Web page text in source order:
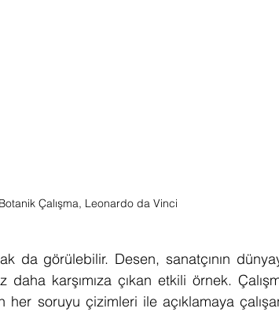
Botanik Çalışma, Leonardo da Vinci
da görülebilir. Desen, sanatçının
karşımıza çıkan etkili örnek.
her soruyu çizimleri ile açıklamaya